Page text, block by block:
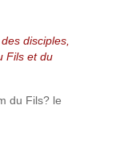
disciples,
Fils et du
du Fils? le